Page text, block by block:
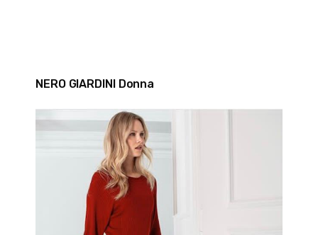
NERO GIARDINI Donna